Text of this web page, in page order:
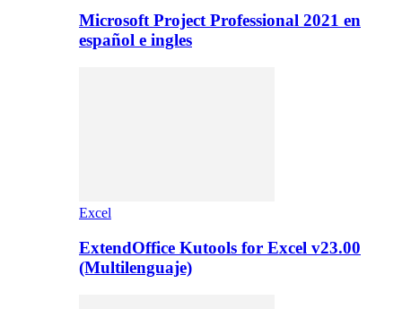
Microsoft Project Professional 2021 en
español e ingles
Excel
ExtendOffice Kutools for Excel v23.00
(Multilenguaje)